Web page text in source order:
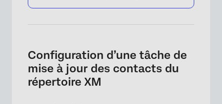
Configuration d’une tâche de
mise à jour des contacts du
répertoire XM